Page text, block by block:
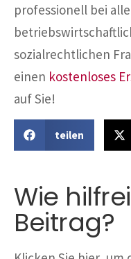
professionell bei
sozialrechtlichen
einen kostenloses
auf Sie!
teilen
Wie
Beitrag?